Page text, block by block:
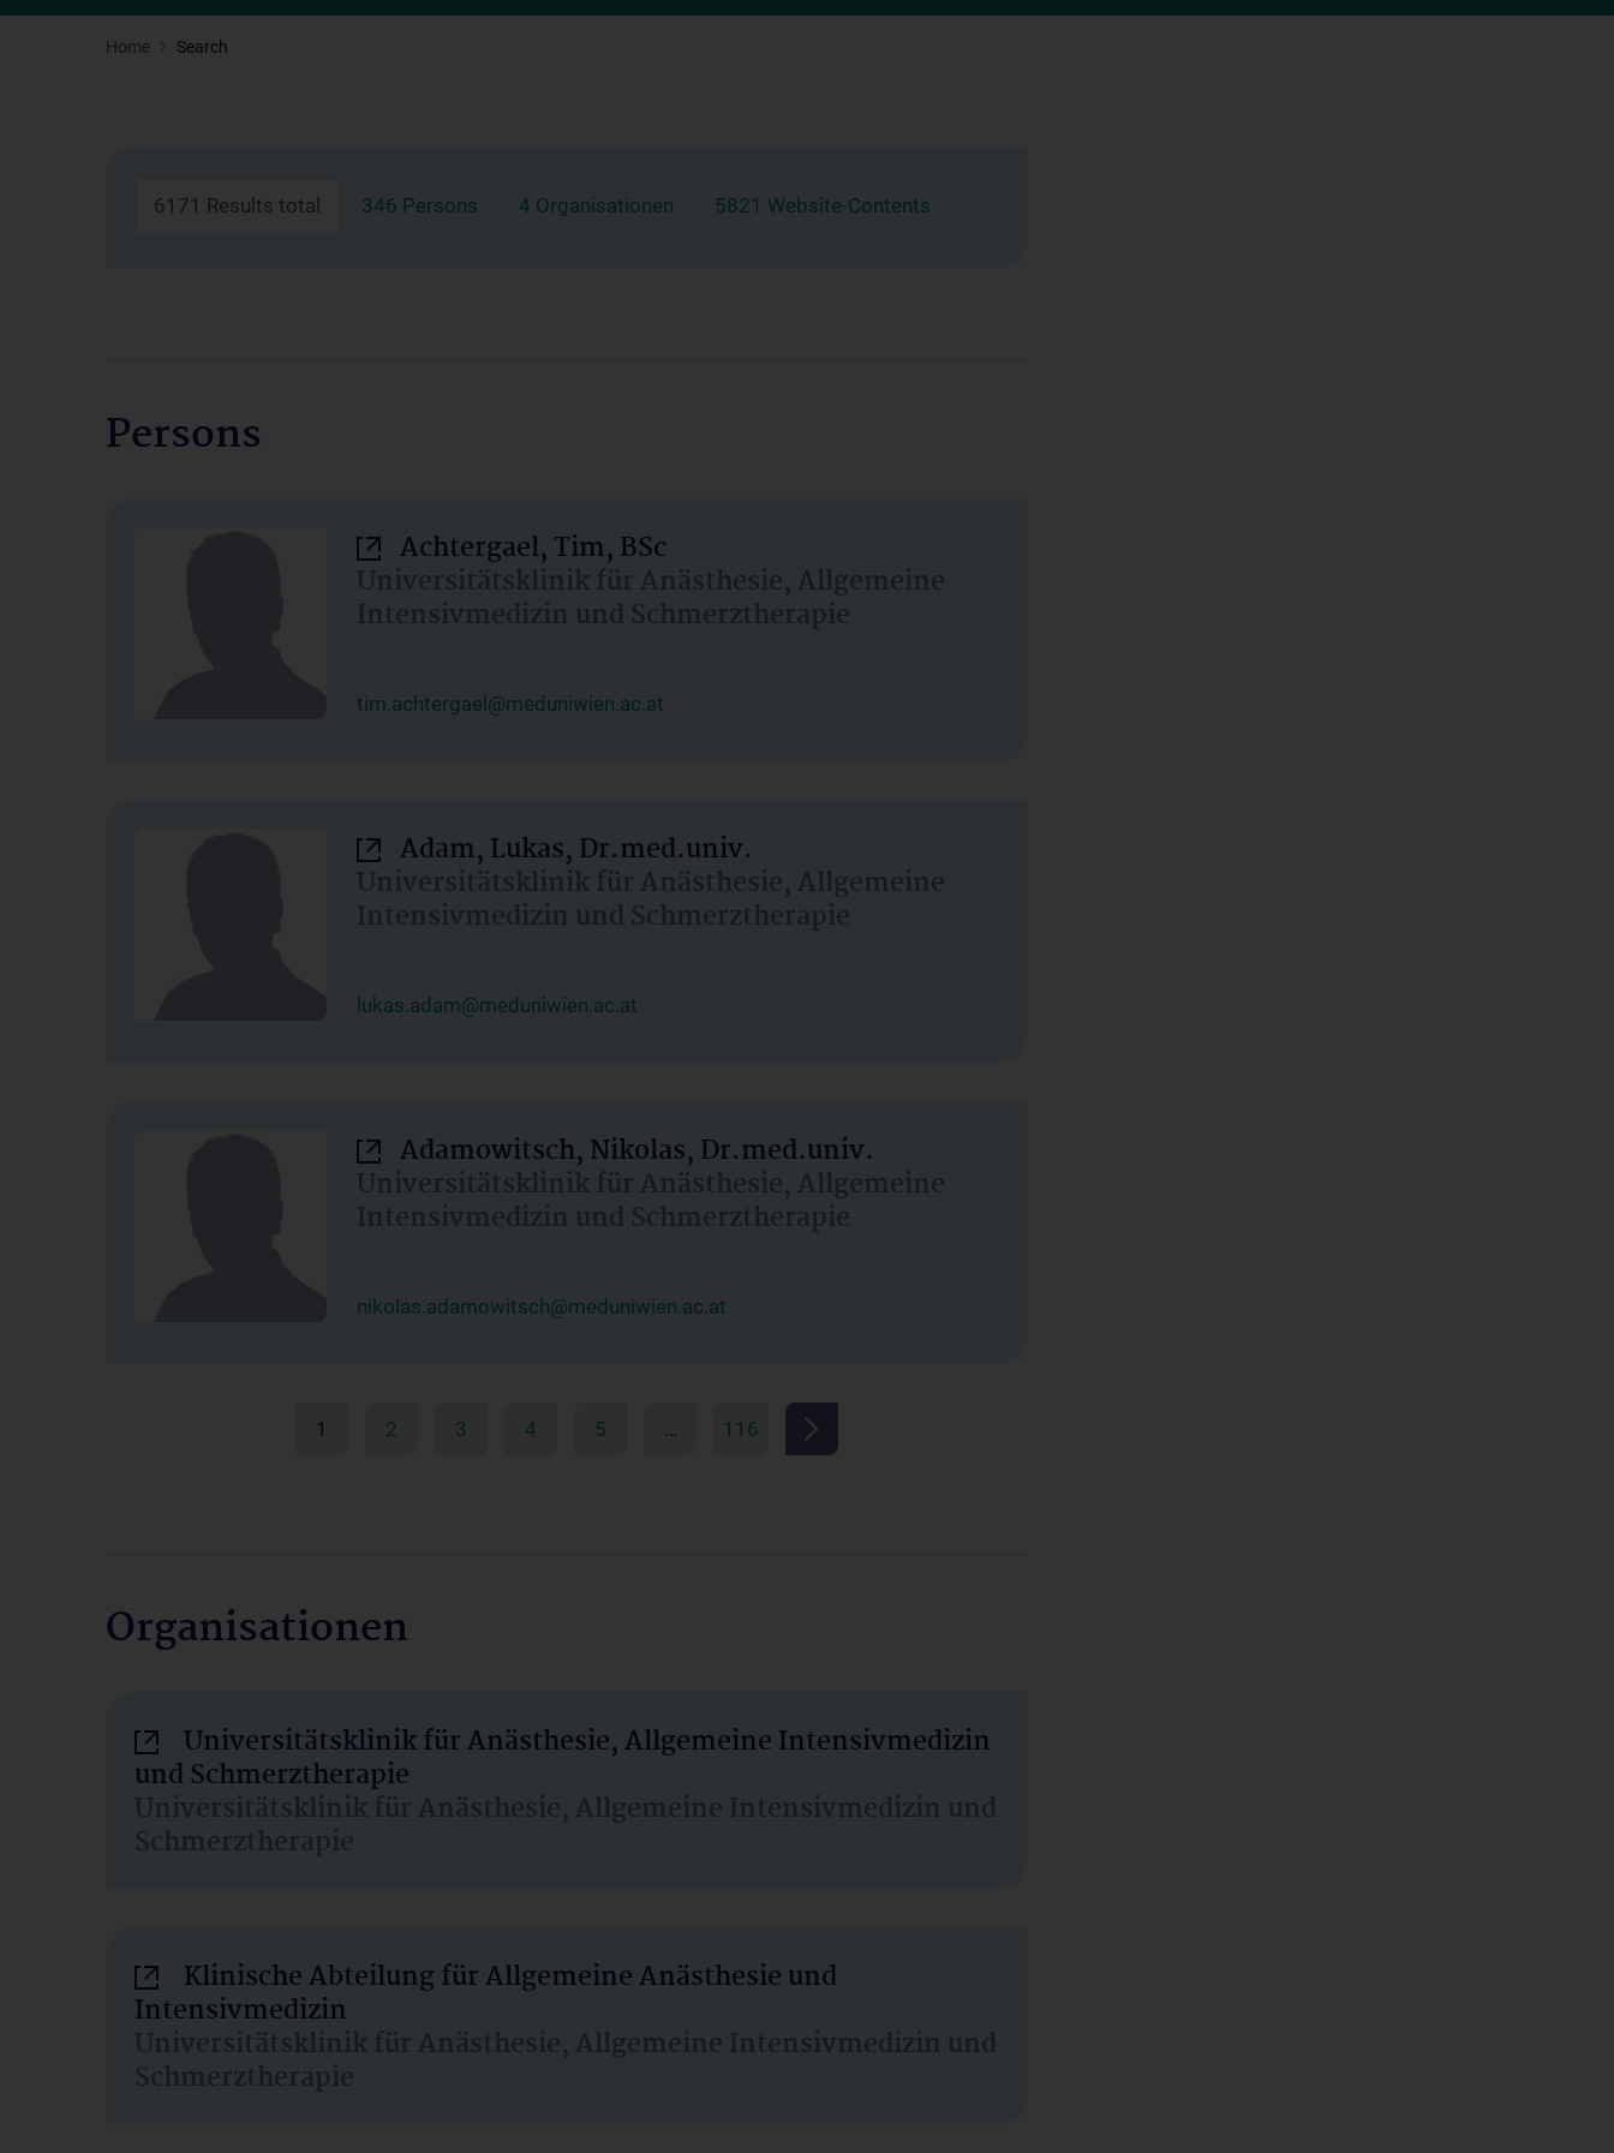
Home Search
6171 Results total 346 Persons 4 Organisationen 5821 Website-Contents
Persons
Achtergael, Tim, BSc
Universitätsklinik für Anästhesie, Allgemeine
Intensivmedizin und Schmerztherapie
tim.achtergael@meduniwien.ac.at
Adam, Lukas, Dr.med.univ.
Universitätsklinik für Anästhesie, Allgemeine
Intensivmedizin und Schmerztherapie
lukas.adam@meduniwien.ac.at
Adamowitsch, Nikolas, Dr.med.univ.
Universitätsklinik für Anästhesie, Allgemeine
Intensivmedizin und Schmerztherapie
nikolas.adamowitsch@meduniwien.ac.at
1 2 3 4 5 … 116
Organisationen
Universitätsklinik für Anästhesie, Allgemeine Intensivmedizin
und Schmerztherapie
Universitätsklinik für Anästhesie, Allgemeine Intensivmedizin und
Schmerztherapie
Klinische Abteilung für Allgemeine Anästhesie und
Intensivmedizin
Universitätsklinik für Anästhesie, Allgemeine Intensivmedizin und
Schmerztherapie